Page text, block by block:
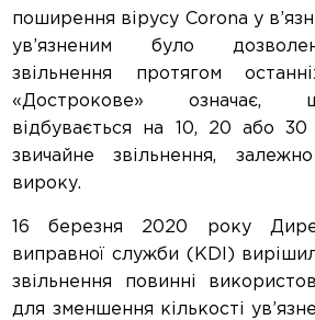
поширення вірусу Corona у
ув’язненим було
звільнення протягом
«Дострокове» означає,
відбувається на 10, 20 або
звичайне звільнення,
вироку.
16 березня 2020 року
виправної служби (KDI)
звільнення повинні
для зменшення кількості